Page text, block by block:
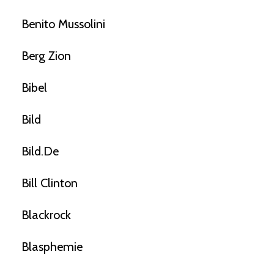
Benito Mussolini
Berg Zion
Bibel
Bild
Bild.de
Bill Clinton
Blackrock
Blasphemie